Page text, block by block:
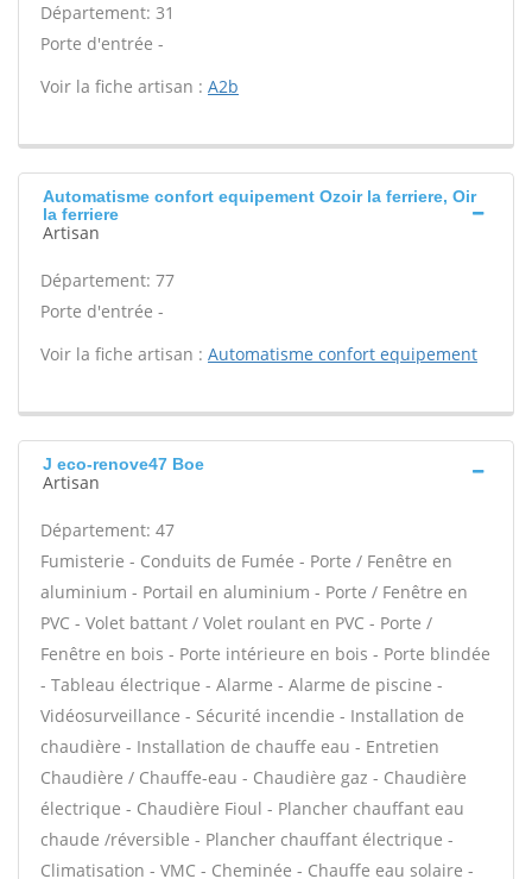
Département: 31
Porte d'entrée -
Voir la fiche artisan : A2b
Automatisme confort equipement Ozoir la ferriere, Oir
la ferriere
Artisan
Département: 77
Porte d'entrée -
Voir la fiche artisan : Automatisme confort equipement
J eco-renove47 Boe
Artisan
Département: 47
Fumisterie - Conduits de Fumée - Porte / Fenêtre en
aluminium - Portail en aluminium - Porte / Fenêtre en
PVC - Volet battant / Volet roulant en PVC - Porte /
Fenêtre en bois - Porte intérieure en bois - Porte blindée
- Tableau électrique - Alarme - Alarme de piscine -
Vidéosurveillance - Sécurité incendie - Installation de
chaudière - Installation de chauffe eau - Entretien
Chaudière / Chauffe-eau - Chaudière gaz - Chaudière
électrique - Chaudière Fioul - Plancher chauffant eau
chaude /réversible - Plancher chauffant électrique -
Climatisation - VMC - Cheminée - Chauffe eau solaire -